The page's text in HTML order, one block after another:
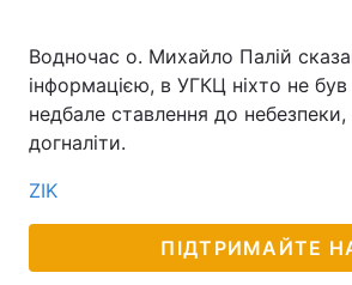
Водночас о. Михайло Палій
інформацією, в УГКЦ ніхто не
недбале ставлення до
догналіти.
ZIK
ПІДТРИМАЙТЕ